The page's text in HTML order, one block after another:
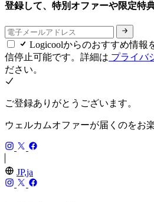
登録して、特別オファーや限定特
Logicoolからのおすすめ情
信停止可能です。詳細は プライバ
ださい。
ご登録ありがとうございます。
ウェルカムオファーが届くのをお
JP,ja